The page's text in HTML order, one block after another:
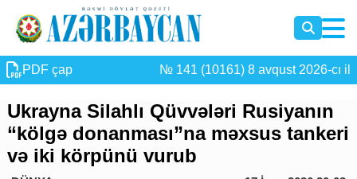
PDF çap № 141 (10161) 8 avqust 2026-cı il
Ukrayna Silahlı Qüvvələri Rusiyanın
“kölgə donanması”na məxsus tankeri
və iki körpünü vurub